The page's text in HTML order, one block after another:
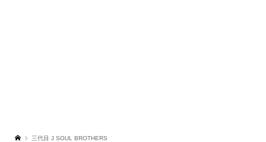
三代目 J SOUL BROTHERS